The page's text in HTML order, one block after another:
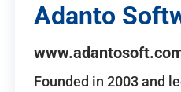
Adanto
Founded in 2003 and